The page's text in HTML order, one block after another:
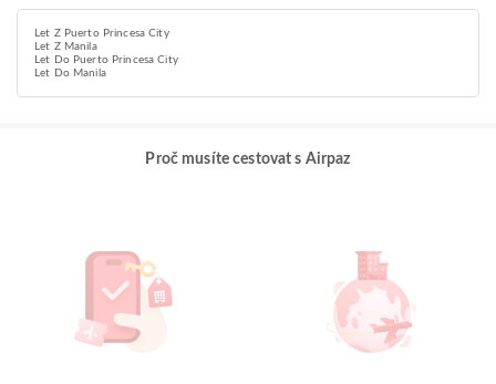
Let Z Puerto Princesa City
Let Z Manila
Let Do Puerto Princesa City
Let Do Manila
Proč musíte cestovat s Airpaz